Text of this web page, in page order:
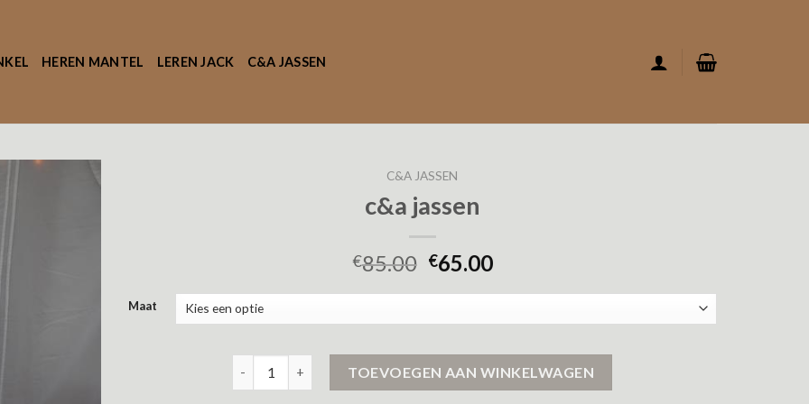
HEREN MANTEL LEREN JACK C&A JASSEN
C&A JASSEN
c&a jassen
€85.00 €65.00
Maat
TOEVOEGEN AAN WINKELWAGEN